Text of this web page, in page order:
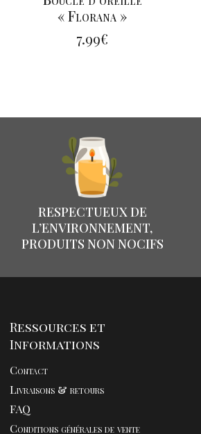
« Florana »
7.99€
RESPECTUEUX DE
L’ENVIRONNEMENT,
PRODUITS NON NOCIFS
Ressources et
Informations
Contact
Livraisons & retours
FAQ
Conditions générales de vente